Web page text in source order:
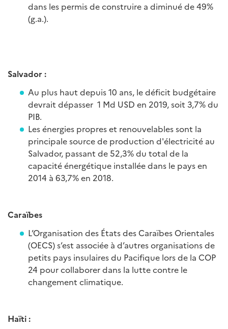
dans les permis de construire a diminué de 49%
(g.a.).
Salvador :
Au plus haut depuis 10 ans, le déficit budgétaire
devrait dépasser 1 Md USD en 2019, soit 3,7% du
PIB.
Les énergies propres et renouvelables sont la
principale source de production d'électricité au
Salvador, passant de 52,3% du total de la
capacité énergétique installée dans le pays en
2014 à 63,7% en 2018.
Caraïbes
L’Organisation des États des Caraïbes Orientales
(OECS) s’est associée à d’autres organisations de
petits pays insulaires du Pacifique lors de la COP
24 pour collaborer dans la lutte contre le
changement climatique.
Haïti :